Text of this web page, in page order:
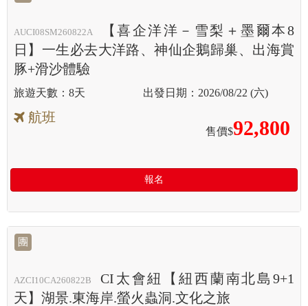
AUCI08SM260822A
【喜企洋洋－雪梨＋墨爾本8
日】一生必去大洋路、神仙企鵝歸巢、出海賞
豚+滑沙體驗
8天 2026/08/22 (六)
航班
售價$92,800
報名
團
AZCI10CA260822B
CI太會紐【紐西蘭南北島9+1
天】湖景.東海岸.螢火蟲洞.文化之旅